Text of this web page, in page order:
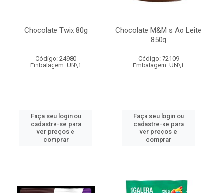
Chocolate Twix 80g
Código: 24980
Embalagem: UN\1
Faça seu login ou
cadastre-se para
ver preços e
comprar
Chocolate M&M s Ao Leite
850g
Código: 72109
Embalagem: UN\1
Faça seu login ou
cadastre-se para
ver preços e
comprar